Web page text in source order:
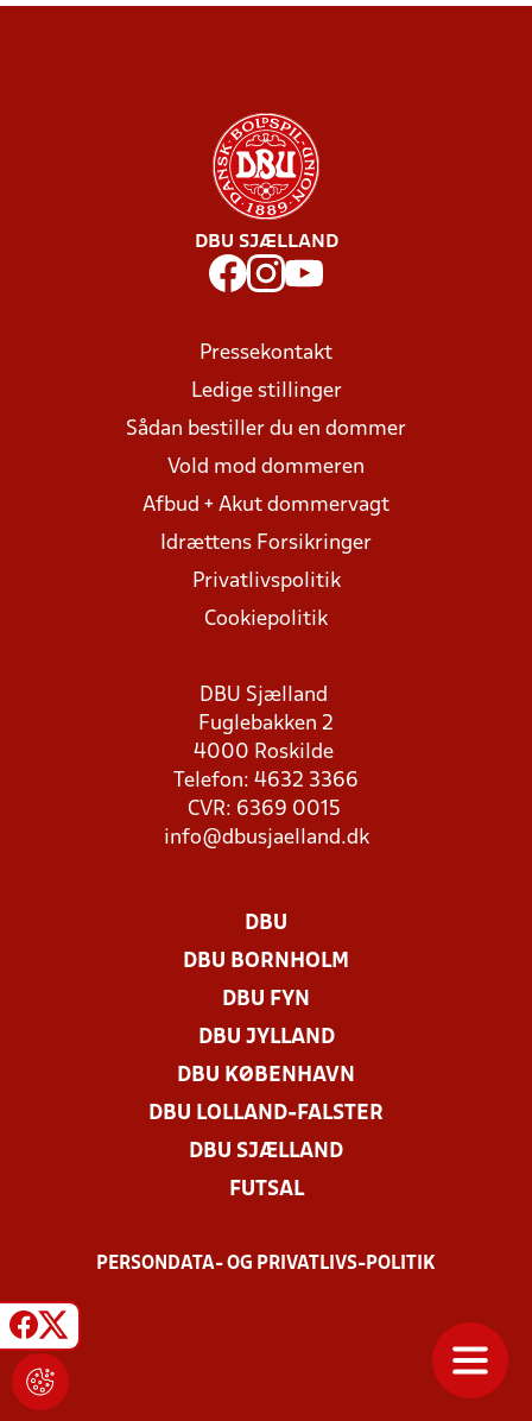
DBU SJÆLLAND
Pressekontakt
Ledige stillinger
Sådan bestiller du en dommer
Vold mod dommeren
Afbud + Akut dommervagt
Idrættens Forsikringer
Privatlivspolitik
Cookiepolitik
DBU Sjælland
Fuglebakken 2
4000 Roskilde
Telefon: 4632 3366
CVR: 6369 0015
info@dbusjaelland.dk
DBU
DBU BORNHOLM
DBU FYN
DBU JYLLAND
DBU KØBENHAVN
DBU LOLLAND-FALSTER
DBU SJÆLLAND
FUTSAL
PERSONDATA- OG PRIVATLIVS-POLITIK